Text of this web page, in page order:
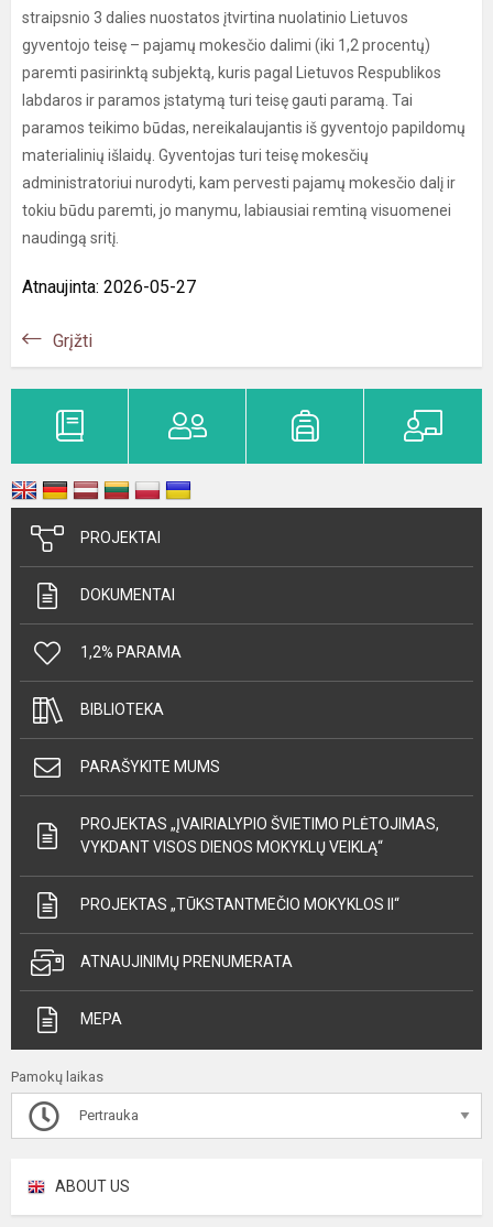
straipsnio 3 dalies nuostatos įtvirtina nuolatinio Lietuvos
gyventojo teisę – pajamų mokesčio dalimi (iki 1,2 procentų)
paremti pasirinktą subjektą, kuris pagal Lietuvos Respublikos
labdaros ir paramos įstatymą turi teisę gauti paramą. Tai
paramos teikimo būdas, nereikalaujantis iš gyventojo papildomų
materialinių išlaidų. Gyventojas turi teisę mokesčių
administratoriui nurodyti, kam pervesti pajamų mokesčio dalį ir
tokiu būdu paremti, jo manymu, labiausiai remtiną visuomenei
naudingą sritį.
Atnaujinta: 2026-05-27
Grįžti
PROJEKTAI
DOKUMENTAI
1,2% PARAMA
BIBLIOTEKA
PARAŠYKITE MUMS
PROJEKTAS „ĮVAIRIALYPIO ŠVIETIMO PLĖTOJIMAS,
VYKDANT VISOS DIENOS MOKYKLŲ VEIKLĄ“
PROJEKTAS „TŪKSTANTMEČIO MOKYKLOS II“
ATNAUJINIMŲ PRENUMERATA
MEPA
Pamokų laikas
Pertrauka
ABOUT US